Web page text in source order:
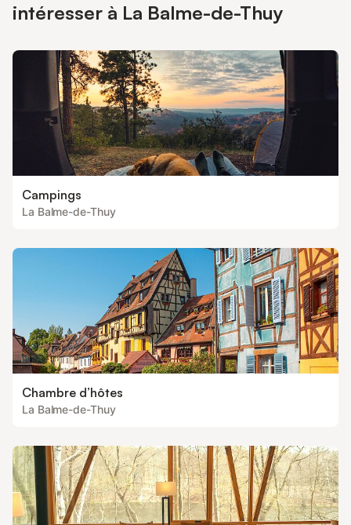
intéresser à La Balme-de-Thuy
Campings
La Balme-de-Thuy
Chambre d’hôtes
La Balme-de-Thuy